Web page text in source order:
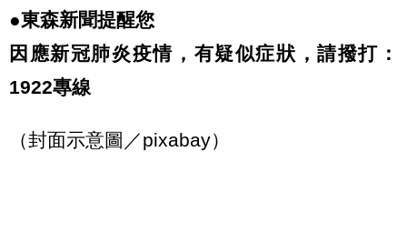
●東森新聞提醒您
因應新冠肺炎疫情，有疑似症狀，請撥打：
1922專線
（封面示意圖／pixabay）